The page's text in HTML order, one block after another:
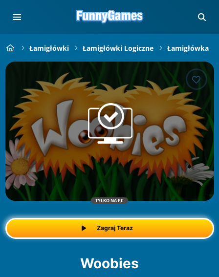
Łamigłówki Łamigłówki Logiczne Łamigłówka
TYLKO NA PC
Zagraj Teraz
Woobies